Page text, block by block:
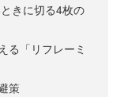
きに切る4枚の
る「リフレーミ
策